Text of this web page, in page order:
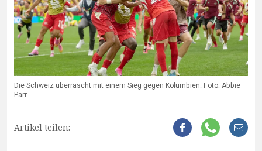
Die Schweiz überrascht mit einem Sieg gegen Kolumbien. Foto: Abbie
Parr
Artikel teilen: